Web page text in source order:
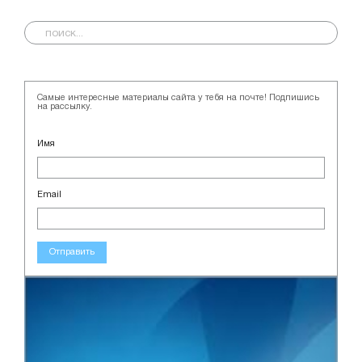
Самые интересные материалы сайта у тебя на почте! Подпишись
на рассылку.
Имя
Email
Отправить